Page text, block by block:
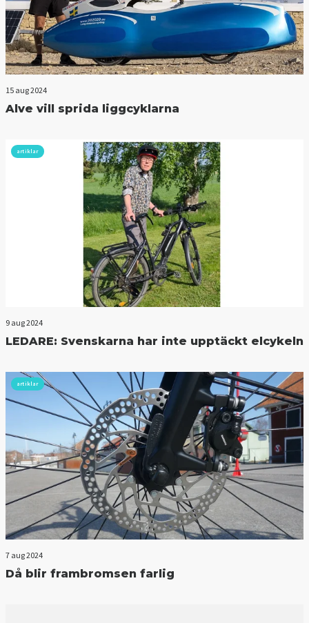
15 aug 2024
Alve vill sprida liggcyklarna
artiklar
9 aug 2024
LEDARE: Svenskarna har inte upptäckt elcykeln
artiklar
7 aug 2024
Då blir frambromsen farlig